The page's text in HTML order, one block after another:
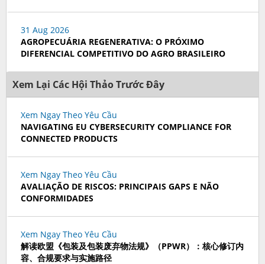
31 Aug 2026
AGROPECUÁRIA REGENERATIVA: O PRÓXIMO
DIFERENCIAL COMPETITIVO DO AGRO BRASILEIRO
Xem Lại Các Hội Thảo Trước Đây
Xem Ngay Theo Yêu Cầu
NAVIGATING EU CYBERSECURITY COMPLIANCE FOR
CONNECTED PRODUCTS
Xem Ngay Theo Yêu Cầu
AVALIAÇÃO DE RISCOS: PRINCIPAIS GAPS E NÃO
CONFORMIDADES
Xem Ngay Theo Yêu Cầu
解读欧盟《包装及包装废弃物法规》（PPWR）：核心修订内
容、合规要求与实施路径